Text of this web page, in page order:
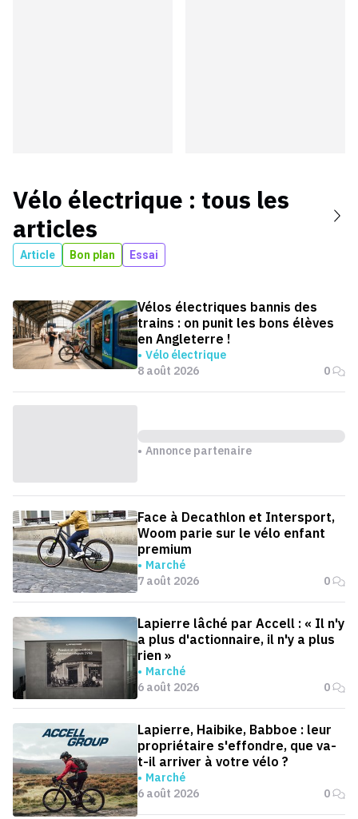
Vélo électrique : tous les
articles
Article Bon plan Essai
Vélos électriques bannis des
trains : on punit les bons élèves
en Angleterre !
Vélo électrique
8 août 2026
0
Annonce partenaire
Face à Decathlon et Intersport,
Woom parie sur le vélo enfant
premium
Marché
7 août 2026
0
Lapierre lâché par Accell : « Il n'y
a plus d'actionnaire, il n'y a plus
rien »
Marché
6 août 2026
0
Lapierre, Haibike, Babboe : leur
propriétaire s'effondre, que va-
t-il arriver à votre vélo ?
Marché
6 août 2026
0